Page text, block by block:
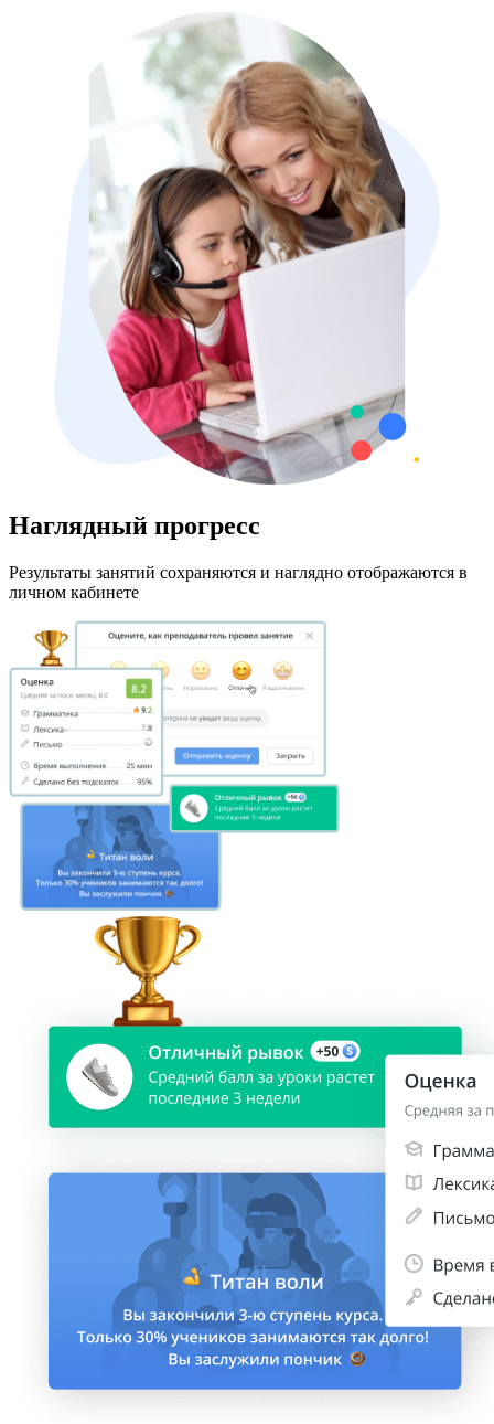
Наглядный прогресс
Результаты занятий сохраняются и наглядно отображаются в
личном кабинете